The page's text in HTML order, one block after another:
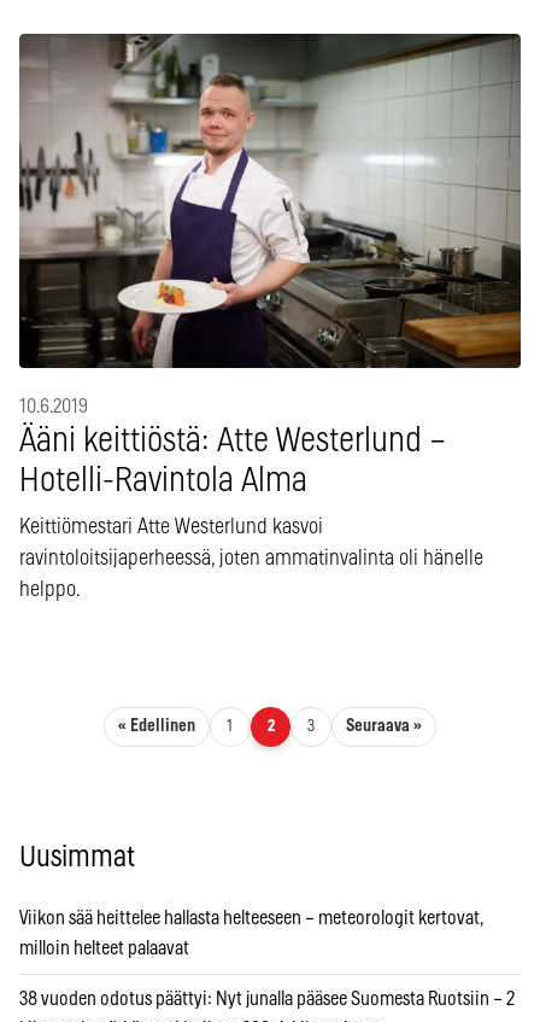
10.6.2019
Ääni keittiöstä: Atte Westerlund –
Hotelli-Ravintola Alma
Keittiömestari Atte Westerlund kasvoi
ravintoloitsijaperheessä, joten ammatinvalinta oli hänelle
helppo.
Artikkelien sivutus
« Edellinen 1 2 3 Seuraava »
Uusimmat
Viikon sää heittelee hallasta helteeseen – meteorologit kertovat,
milloin helteet palaavat
38 vuoden odotus päättyi: Nyt junalla pääsee Suomesta Ruotsiin – 2